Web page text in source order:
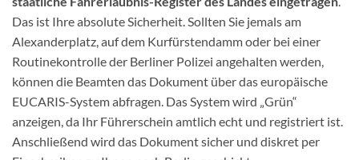
Das ist Ihre absolute Sicherheit. Sollten Sie jemals am
Alexanderplatz, auf dem Kurfürstendamm oder bei einer
Routinekontrolle der Berliner Polizei angehalten werden,
können die Beamten das Dokument über das europäische
EUCARIS-System abfragen. Das System wird „Grün“
anzeigen, da Ihr Führerschein amtlich echt und registriert ist.
Anschließend wird das Dokument sicher und diskret per